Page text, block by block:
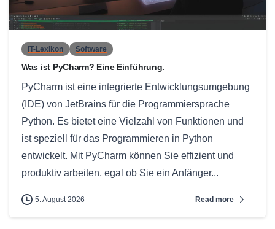
IT-Lexikon Software
Was ist PyCharm? Eine Einführung.
PyCharm ist eine integrierte Entwicklungsumgebung
(IDE) von JetBrains für die Programmiersprache
Python. Es bietet eine Vielzahl von Funktionen und
ist speziell für das Programmieren in Python
entwickelt. Mit PyCharm können Sie effizient und
produktiv arbeiten, egal ob Sie ein Anfänger...
5. August 2026 Read more